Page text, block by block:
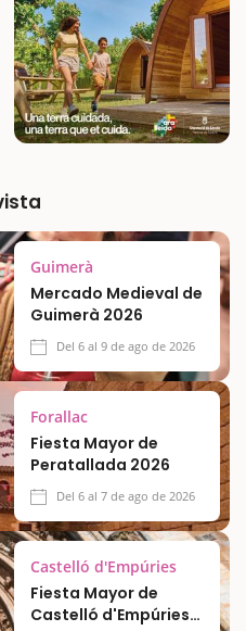
Guimerà
Mercado Medieval de
Guimerà 2026
Del 6 al 9 de ago de 2026
Forallac
Fiesta Mayor de
Peratallada 2026
Del 6 al 7 de ago de 2026
Castelló d'Empúries
Fiesta Mayor de
Castelló d'Empúries